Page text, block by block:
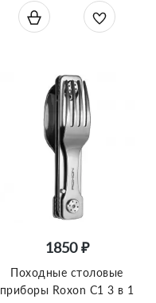
1850 ₽
Походные столовые
приборы Roxon C1 3 в 1